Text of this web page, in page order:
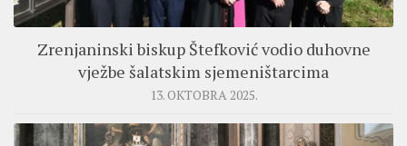
Zrenjaninski biskup Štefković vodio duhovne
vježbe šalatskim sjemeništarcima
13. OKTOBRA 2025.